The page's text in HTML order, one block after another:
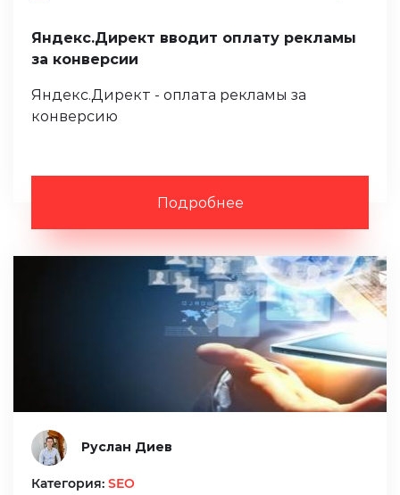
Яндекс.Директ вводит оплату рекламы
за конверсии
Яндекс.Директ - оплата рекламы за
конверсию
Подробнее
Руслан Диев
Категория: SEO